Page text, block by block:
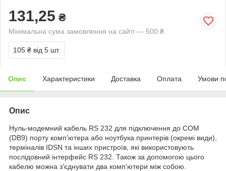
131,25 ₴
Мінімальна сума замовлення на сайті — 500 ₴
105 ₴ від 5 шт.
Опис Характеристики Доставка Оплата Умови
Опис
Нуль-модемний кабель RS 232 для підключення до COM
(DB9) порту комп'ютера або ноутбука принтерів (окремі види),
терміналів IDSN та інших пристроїв, які використовують
послідовний інтерфейс RS 232. Також за допомогою цього
кабелю можна з'єднувати два комп'ютери між собою.